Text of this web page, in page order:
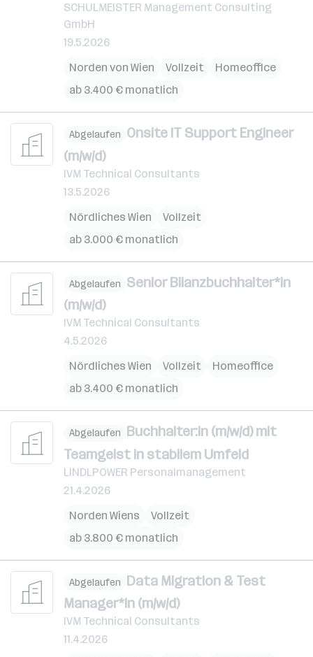
SCHULMEISTER Management Consulting
GmbH
19.5.2026
Norden von Wien
Vollzeit
Homeoffice
ab 3.400 € monatlich
Abgelaufen Onsite IT Support Engineer
(m/w/d)
IVM Technical Consultants
13.5.2026
Nördliches Wien
Vollzeit
ab 3.000 € monatlich
Abgelaufen Senior Bilanzbuchhalter*in
(m/w/d)
IVM Technical Consultants
4.5.2026
Nördliches Wien
Vollzeit
Homeoffice
ab 3.400 € monatlich
Abgelaufen Buchhalter:in (m/w/d) mit
Teamgeist in stabilem Umfeld
LINDLPOWER Personalmanagement
21.4.2026
Norden Wiens
Vollzeit
ab 3.800 € monatlich
Abgelaufen Data Migration & Test
Manager*In (m/w/d)
IVM Technical Consultants
11.4.2026